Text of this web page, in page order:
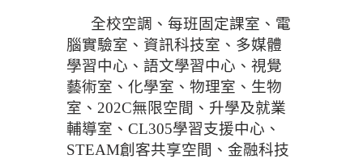
全校空調、每班固定課室、電
腦實驗室、資訊科技室、多媒體
學習中心、語文學習中心、視覺
藝術室、化學室、物理室、生物
室、202C無限空間、升學及就業
輔導室、CL305學習支援中心、
STEAM創客共享空間、金融科技